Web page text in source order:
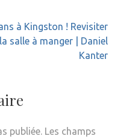
à Kingston ! Revisiter
la salle à manger | Daniel
Kanter
publiée. Les champs